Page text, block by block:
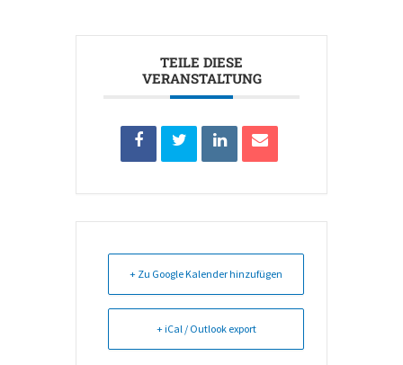
TEILE DIESE
VERANSTALTUNG
+ Zu Google Kalender hinzufügen
+ iCal / Outlook export